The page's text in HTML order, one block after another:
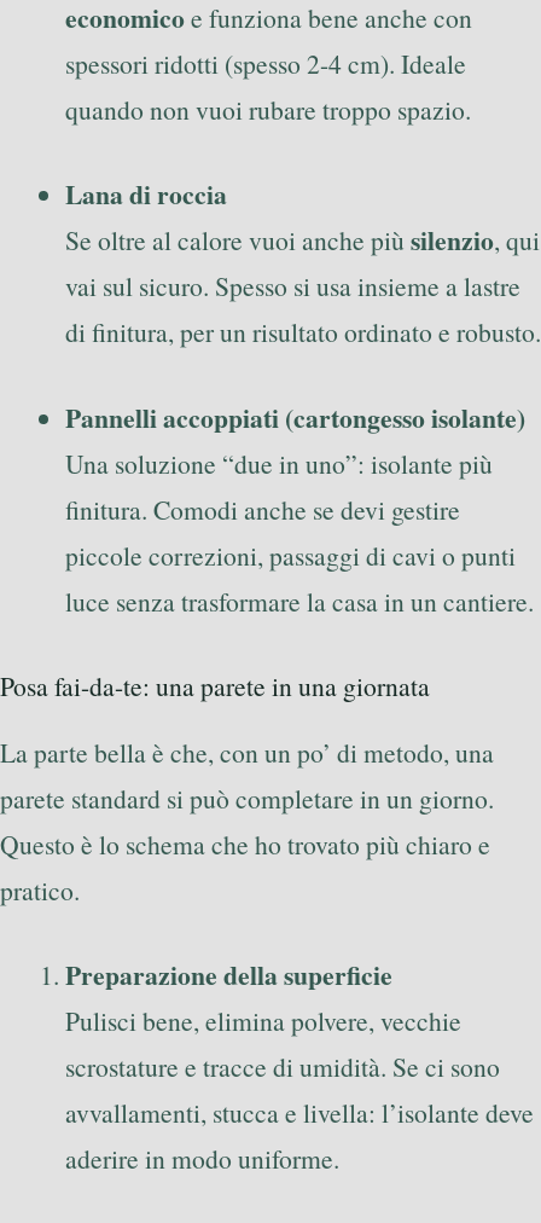
economicoe funziona bene anche con
spessori ridotti (spesso 2-4 cm). Ideale
quando non vuoi rubare troppo spazio.
Lana di roccia
Se oltre al calore vuoi anche più silenzio, qui
vai sul sicuro. Spesso si usa insieme a lastre
di finitura, per un risultato ordinato e robusto.
Pannelli accoppiati (cartongesso isolante)
Una soluzione “due in uno”: isolante più
finitura. Comodi anche se devi gestire
piccole correzioni, passaggi di cavi o punti
luce senza trasformare la casa in un cantiere.
Posa fai-da-te: una parete in una giornata
La parte bella è che, con un po’ di metodo, una
parete standard si può completare in un giorno.
Questo è lo schema che ho trovato più chiaro e
pratico.
Preparazione della superficie
Pulisci bene, elimina polvere, vecchie
scrostature e tracce di umidità. Se ci sono
avvallamenti, stucca e livella: l’isolante deve
aderire in modo uniforme.